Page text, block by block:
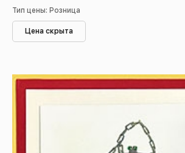
Тип цены: Розница
Цена скрыта